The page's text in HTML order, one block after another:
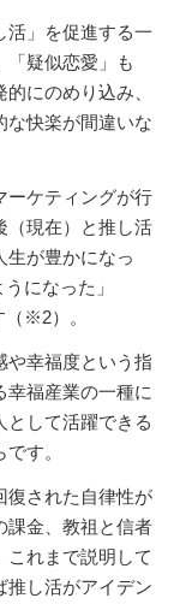
」を促進する一
「疑似恋愛」も
にのめり込み、
な快楽が間違いな
ケティングが行
（現在）と推し活
生が豊かになっ
になった」
（※2）。
幸福度という指
幸福産業の一種に
として活躍できる
す。
された自律性が
課金、教祖と信者
これまで説明して
推し活がアイデン